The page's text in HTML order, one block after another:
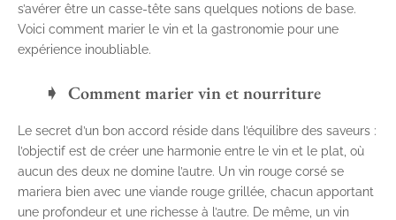
s’avérer être un casse-tête sans quelques notions de base.
Voici comment marier le vin et la gastronomie pour une
expérience inoubliable.
Comment marier vin et nourriture
Le secret d’un bon accord réside dans l’équilibre des saveurs :
l’objectif est de créer une harmonie entre le vin et le plat, où
aucun des deux ne domine l’autre. Un vin rouge corsé se
mariera bien avec une viande rouge grillée, chacun apportant
une profondeur et une richesse à l’autre. De même, un vin